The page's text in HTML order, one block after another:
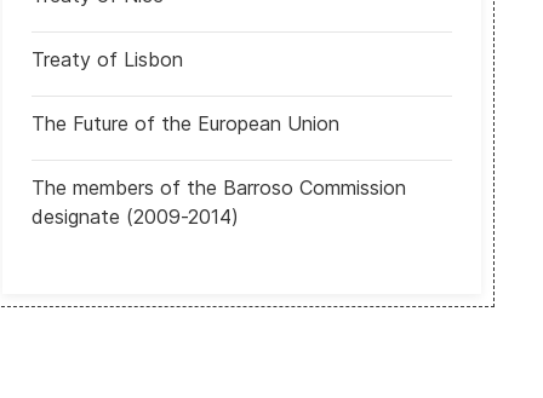
Empresario acusado de narcotráfico confirmó haber
Treaty of Lisbon
The Future of the European Union
The members of the Barroso Commission
designate (2009-2014)